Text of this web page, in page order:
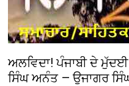
ਅਲਵਿਦਾ! ਪੰਜਾਬੀ ਦੇ
ਸਿੰਘ ਅਨੰਤ — ਉਜਾਗਰ